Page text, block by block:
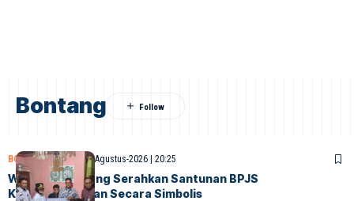
Bontang
BONTANG SOCIETY5-Agustus-2026 | 20:25
Walikota Bontang Serahkan Santunan BPJS
Ketenagakerjaan Secara Simbolis